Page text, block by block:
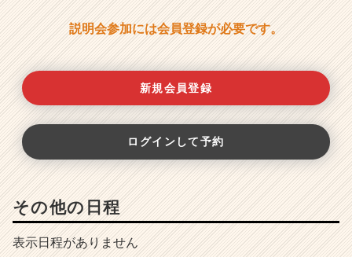
説明会参加には会員登録が必要です。
新規会員登録
ログインして予約
その他の日程
表示日程がありません